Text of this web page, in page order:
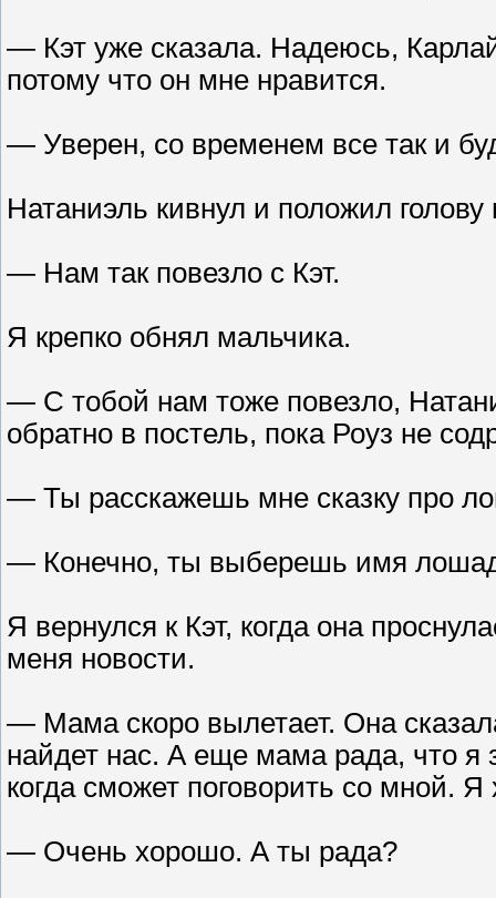
— Кэт уже сказала. Надеюсь,
потому что он мне нравится.
— Уверен, со временем все так и
Натаниэль кивнул и положил голову
— Нам так повезло с Кэт.
Я крепко обнял мальчика.
— С тобой нам тоже повезло,
обратно в постель, пока Роуз не
— Ты расскажешь мне сказку про
— Конечно, ты выберешь имя
Я вернулся к Кэт, когда она
меня новости.
— Мама скоро вылетает. Она
найдет нас. А еще мама рада, что я
когда сможет поговорить со мной.
— Очень хорошо. А ты рада?